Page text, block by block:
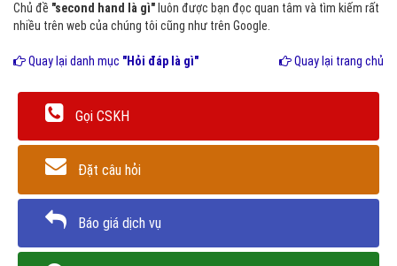
Chủ đề "second hand là gì" luôn được bạn đọc quan tâm và tìm kiếm rất
nhiều trên web của chúng tôi cũng như trên Google.
Quay lại danh mục "Hỏi đáp là gì" Quay lại trang chủ
Gọi CSKH
Đặt câu hỏi
Báo giá dịch vụ